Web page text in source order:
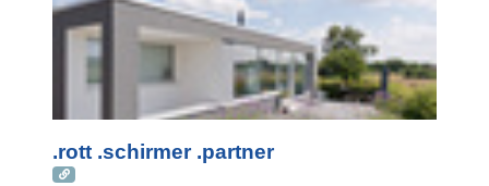
.rott .schirmer .partner